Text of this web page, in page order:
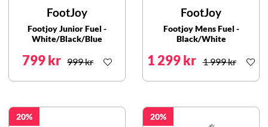
FootJoy
Footjoy Junior Fuel -
White/Black/Blue
799 kr 999 kr
FootJoy
Footjoy Mens Fuel -
Black/White
1 299 kr 1 999 kr
20 20